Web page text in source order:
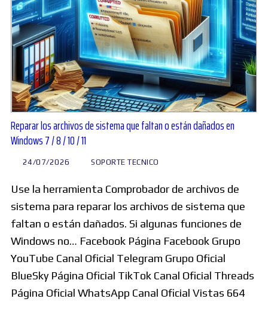
Reparar los archivos de sistema que faltan o están dañados en
Windows 7 / 8 / 10 / 11
24/07/2026 SOPORTE TECNICO
Use la herramienta Comprobador de archivos de
sistema para reparar los archivos de sistema que
faltan o están dañados. Si algunas funciones de
Windows no… Facebook Página Facebook Grupo
YouTube Canal Oficial Telegram Grupo Oficial
BlueSky Página Oficial TikTok Canal Oficial Threads
Página Oficial WhatsApp Canal Oficial Vistas 664